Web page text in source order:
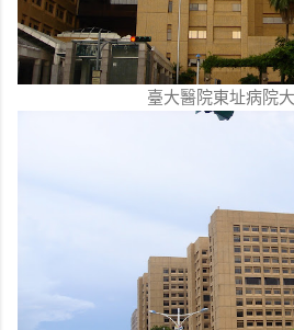
臺大醫院東址病院